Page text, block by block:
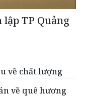
TP Quảng
về chất lượng
về quê hương